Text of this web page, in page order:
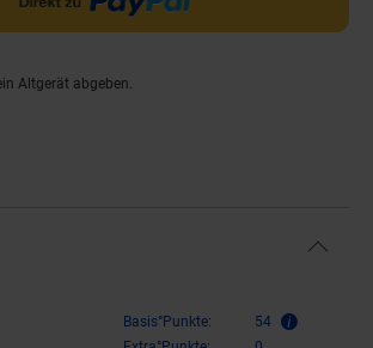
Altgerät abgeben.
Basis°Punkte:
54